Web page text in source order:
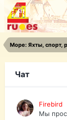
Море: Яхты, спорт,
Чат
Firebird
Друзья
Firebird
Мы